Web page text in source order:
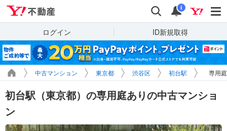
検索 通知
i
ログイン ID新規取得
中古マンション 東京都 渋谷区 初台駅 専用
初台駅（東京都）の専用庭ありの中古マンショ
ン